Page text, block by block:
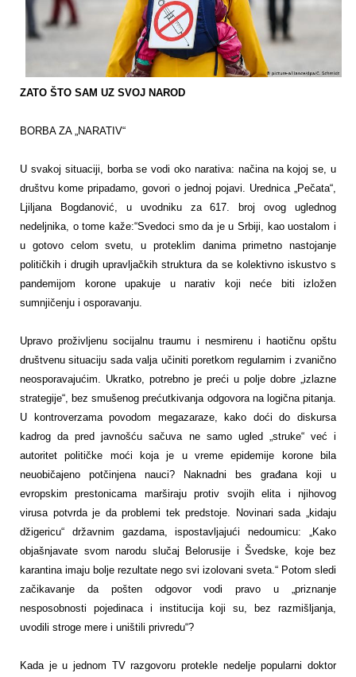
ZATO ŠTO SAM UZ SVOJ NAROD
BORBA ZA „NARATIV“
U svakoj situaciji, borba se vodi oko narativa: načina na kojoj se, u
društvu kome pripadamo, govori o jednoj pojavi. Urednica „Pečata“,
Ljiljana Bogdanović, u uvodniku za 617. broj ovog uglednog
nedeljnika, o tome kaže:“Svedoci smo da je u Srbiji, kao uostalom i
u gotovo celom svetu, u proteklim danima primetno nastojanje
političkih i drugih upravljačkih struktura da se kolektivno iskustvo s
pandemijom korone upakuje u narativ koji neće biti izložen
sumnjičenju i osporavanju.
Upravo proživljenu socijalnu traumu i nesmirenu i haotičnu opštu
društvenu situaciju sada valja učiniti poretkom regularnim i zvanično
neosporavajućim. Ukratko, potrebno je preći u polje dobre „izlazne
strategije“, bez smušenog prećutkivanja odgovora na logična pitanja.
U kontroverzama povodom megazaraze, kako doći do diskursa
kadrog da pred javnošću sačuva ne samo ugled „struke“ već i
autoritet političke moći koja je u vreme epidemije korone bila
neuobičajeno potčinjena nauci? Naknadni bes građana koji u
evropskim prestonicama marširaju protiv svojih elita i njihovog
virusa potvrda je da problemi tek predstoje. Novinari sada „kidaju
džigericu“ državnim gazdama, ispostavljajući nedoumicu: „Kako
objašnjavate svom narodu slučaj Belorusije i Švedske, koje bez
karantina imaju bolje rezultate nego svi izolovani sveta.“ Potom sledi
začikavanje da pošten odgovor vodi pravo u „priznanje
nesposobnosti pojedinaca i institucija koji su, bez razmišljanja,
uvodili stroge mere i uništili privredu“?
Kada je u jednom TV razgovoru protekle nedelje popularni doktor